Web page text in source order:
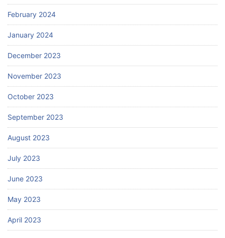
February 2024
January 2024
December 2023
November 2023
October 2023
September 2023
August 2023
July 2023
June 2023
May 2023
April 2023